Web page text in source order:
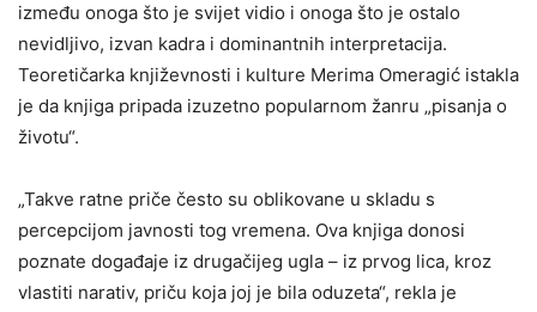
između onoga što je svijet vidio i onoga što je ostalo
nevidljivo, izvan kadra i dominantnih interpretacija.
Teoretičarka književnosti i kulture Merima Omeragić istakla
je da knjiga pripada izuzetno popularnom žanru „pisanja o
životu“.
„Takve ratne priče često su oblikovane u skladu s
percepcijom javnosti tog vremena. Ova knjiga donosi
poznate događaje iz drugačijeg ugla – iz prvog lica, kroz
vlastiti narativ, priču koja joj je bila oduzeta“, rekla je